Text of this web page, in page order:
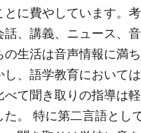
とに費やしています。
話、講義、ニュース、
の生活は音声情報に満
し、語学教育において
べて聞き取りの指導は
た。 特に第二言語とし